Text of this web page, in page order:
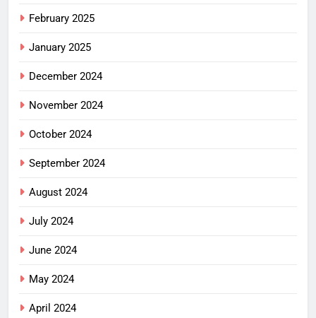
February 2025
January 2025
December 2024
November 2024
October 2024
September 2024
August 2024
July 2024
June 2024
May 2024
April 2024